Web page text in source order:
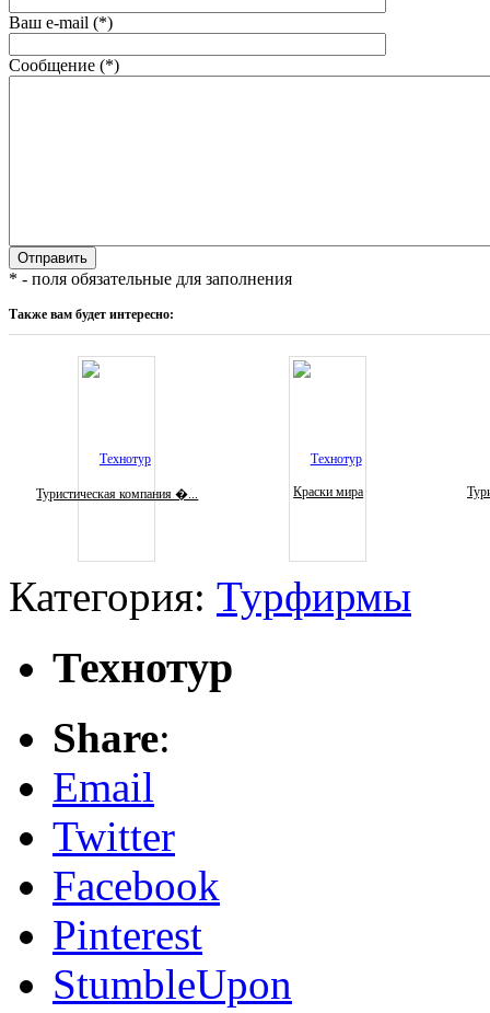
Ваш e-mail (*)
Сообщение (*)
* - поля обязательные для заполнения
Также вам будет интересно:
Туристическая компания �... Краски мира
Категория: Турфирмы
Технотур
Share:
Email
Twitter
Facebook
Pinterest
StumbleUpon